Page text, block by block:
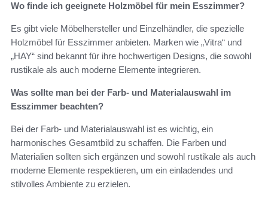
Wo finde ich geeignete Holzmöbel für mein Esszimmer?
Es gibt viele Möbelhersteller und Einzelhändler, die spezielle
Holzmöbel für Esszimmer anbieten. Marken wie „Vitra“ und
„HAY“ sind bekannt für ihre hochwertigen Designs, die sowohl
rustikale als auch moderne Elemente integrieren.
Was sollte man bei der Farb- und Materialauswahl im
Esszimmer beachten?
Bei der Farb- und Materialauswahl ist es wichtig, ein
harmonisches Gesamtbild zu schaffen. Die Farben und
Materialien sollten sich ergänzen und sowohl rustikale als auch
moderne Elemente respektieren, um ein einladendes und
stilvolles Ambiente zu erzielen.